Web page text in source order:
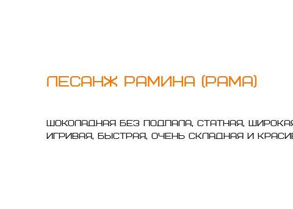
ЛЕСАНЖ РАМИНА (Рама)
Шоколадная без подпала, статная,
Игривая, быстрая, очень складная и